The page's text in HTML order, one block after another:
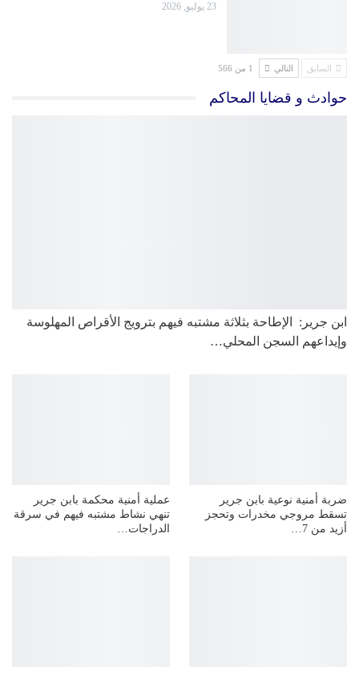
23 يوليو, 2026
السابق التالي 1 من 566
حوادث و قضايا المحاكم
ابن جرير: الإطاحة بثلاثة مشتبه فيهم بترويج الأقراص المهلوسة
وإيداعهم السجن المحلي…
ضربة أمنية نوعية بابن جرير
تسقط مروجي مخدرات وتحجز
أزيد من 7…
عملية أمنية محكمة بابن جرير
تنهي نشاط مشتبه فيهم في سرقة
الدراجات…